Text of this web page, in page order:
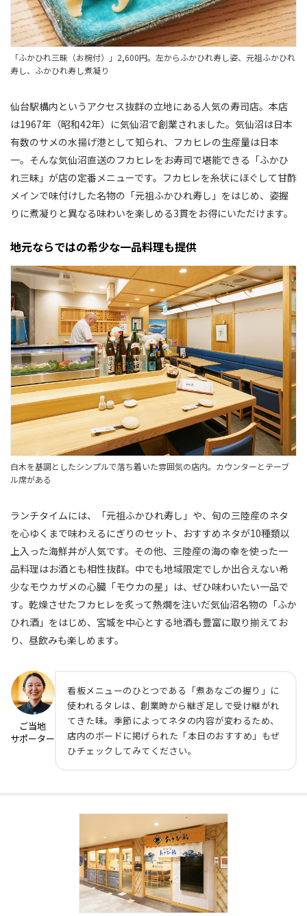
「ふかひれ三昧（お椀付）」2,600円。左からふかひれ寿し姿、元祖ふかひれ
寿し、ふかひれ寿し煮凝り
仙台駅構内というアクセス抜群の立地にある人気の寿司店。本店
は1967年（昭和42年）に気仙沼で創業されました。気仙沼は日本
有数のサメの水揚げ港として知られ、フカヒレの生産量は日本
一。そんな気仙沼直送のフカヒレをお寿司で堪能できる「ふかひ
れ三昧」が店の定番メニューです。フカヒレを糸状にほぐして甘酢
メインで味付けした名物の「元祖ふかひれ寿し」をはじめ、姿握
りに煮凝りと異なる味わいを楽しめる3貫をお得にいただけます。
地元ならではの希少な一品料理も提供
白木を基調としたシンプルで落ち着いた雰囲気の店内。カウンターとテーブ
ル席がある
ランチタイムには、「元祖ふかひれ寿し」や、旬の三陸産のネタ
を心ゆくまで味わえるにぎりのセット、おすすめネタが10種類以
上入った海鮮丼が人気です。その他、三陸産の海の幸を使った一
品料理はお酒とも相性抜群。中でも地域限定でしか出合えない希
少なモウカザメの心臓「モウカの星」は、ぜひ味わいたい一品で
す。乾燥させたフカヒレを炙って熱燗を注いだ気仙沼名物の「ふか
ひれ酒」をはじめ、宮城を中心とする地酒も豊富に取り揃えてお
り、昼飲みも楽しめます。
ご当地
サポーター
看板メニューのひとつである「煮あなごの握り」に
使われるタレは、創業時から継ぎ足しで受け継がれ
てきた味。季節によってネタの内容が変わるため、
店内のボードに掲げられた「本日のおすすめ」もぜ
ひチェックしてみてください。